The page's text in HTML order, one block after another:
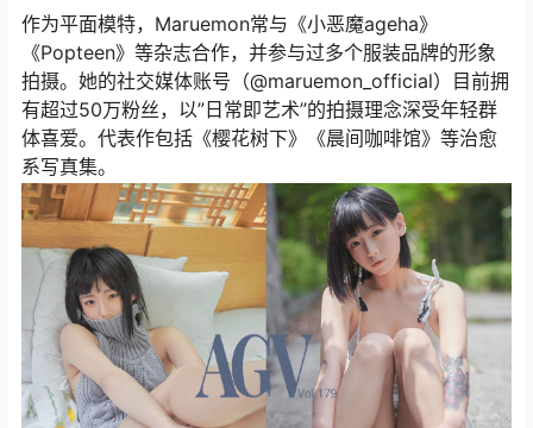
作为平面模特，Maruemon常与《小恶魔ageha》
《Popteen》等杂志合作，并参与过多个服装品牌的形象
拍摄。她的社交媒体账号（@maruemon_official）目前拥
有超过50万粉丝，以”日常即艺术”的拍摄理念深受年轻群
体喜爱。代表作包括《樱花树下》《晨间咖啡馆》等治愈
系写真集。